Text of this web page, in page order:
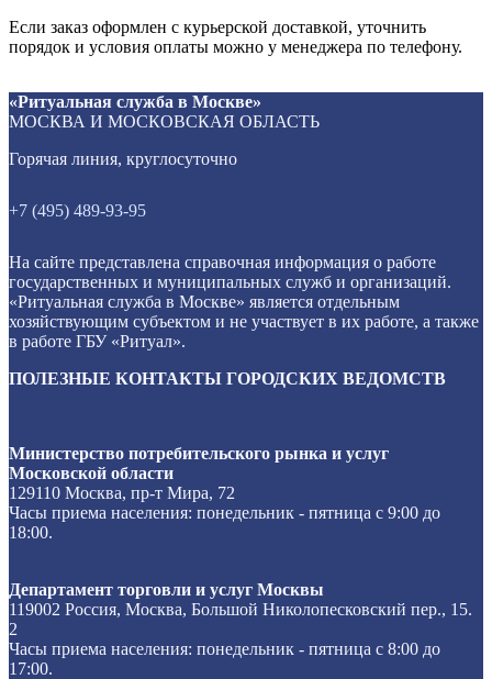
Если заказ оформлен с курьерской доставкой, уточнить
порядок и условия оплаты можно у менеджера по телефону.
«Ритуальная служба в Москве»
МОСКВА И МОСКОВСКАЯ ОБЛАСТЬ
Горячая линия, круглосуточно
+7 (495) 489-93-95
На сайте представлена справочная информация о работе
государственных и муниципальных служб и организаций.
«Ритуальная служба в Москве» является отдельным
хозяйствующим субъектом и не участвует в их работе, а также
в работе ГБУ «Ритуал».
ПОЛЕЗНЫЕ КОНТАКТЫ ГОРОДСКИХ ВЕДОМСТВ
Министерство потребительского рынка и услуг
Московской области
129110 Москва, пр-т Мира, 72
Часы приема населения: понедельник - пятница с 9:00 до
18:00.
Департамент торговли и услуг Москвы
119002 Россия, Москва, Большой Николопесковский пер., 15.
2
Часы приема населения: понедельник - пятница с 8:00 до
17:00.